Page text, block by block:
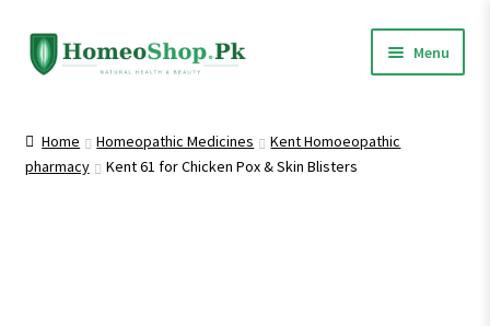
Skip
to
Skip
to
Menu
Shop All
Home Homeopathic Medicines
Kent Homoeopathic
pharmacy
Kent 61 for Chicken Pox & Skin Blisters